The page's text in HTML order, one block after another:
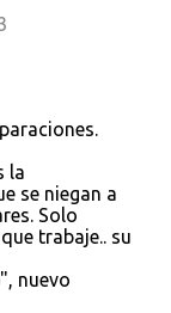
la
se niegan a
Solo
trabaje.. su
nuevo